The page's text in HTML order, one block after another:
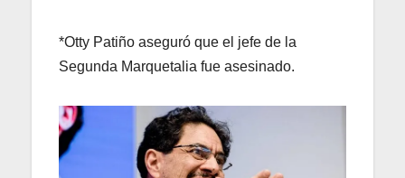
*Otty Patiño aseguró que el jefe de la
Segunda Marquetalia fue asesinado.